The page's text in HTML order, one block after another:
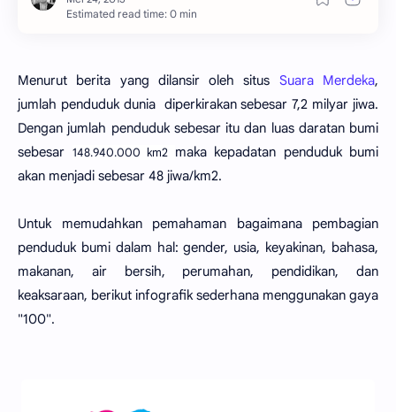
Estimated read time: 0 min
Menurut berita yang dilansir oleh situs Suara Merdeka,
jumlah penduduk dunia diperkirakan sebesar 7,2 milyar jiwa.
Dengan jumlah penduduk sebesar itu dan luas daratan bumi
sebesar 148.940.000 km2 maka kepadatan penduduk bumi
akan menjadi sebesar 48 jiwa/km2.
Untuk memudahkan pemahaman bagaimana pembagian
penduduk bumi dalam hal: gender, usia, keyakinan, bahasa,
makanan, air bersih, perumahan, pendidikan, dan
keaksaraan, berikut infografik sederhana menggunakan gaya
"100".